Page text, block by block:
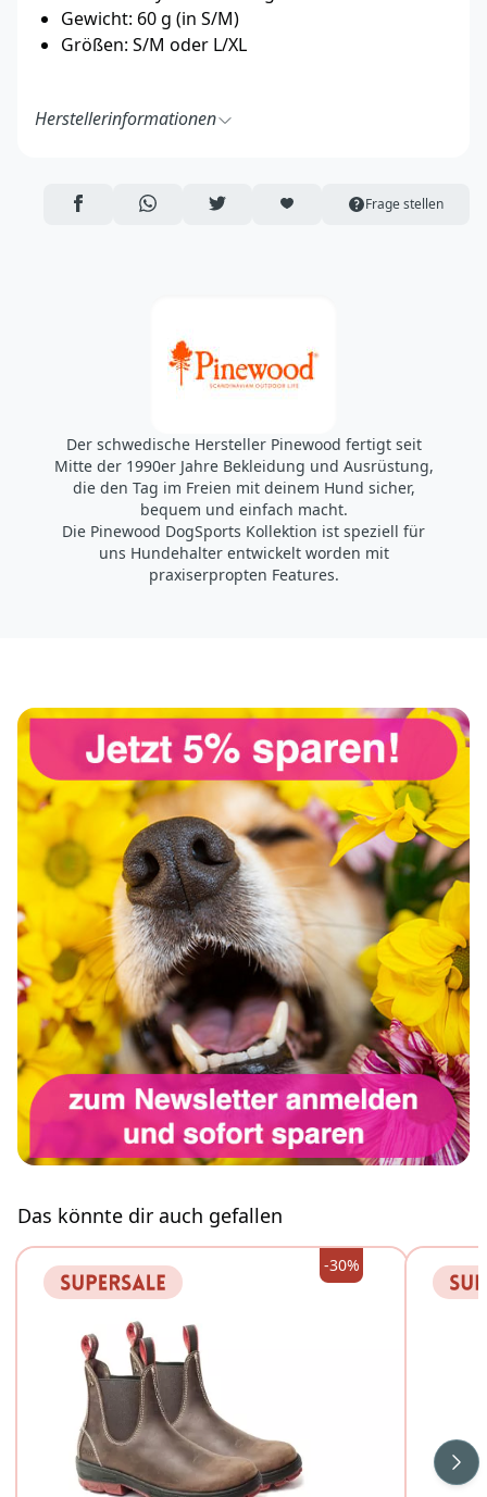
Gewicht: 60 g (in S/M)
Größen: S/M oder L/XL
Herstellerinformationen
331 53 Värnamo
Schweden
AUF FACEBOOK TEILEN
ÜBER WHATSAPP TEILEN
AUF TWITTER TEILENARTIKEL AUF DIE MERKLISTE
Frage stellen
Der schwedische Hersteller Pinewood fertigt seit
Mitte der 1990er Jahre Bekleidung und Ausrüstung,
die den Tag im Freien mit deinem Hund sicher,
bequem und einfach macht.
Die Pinewood DogSports Kollektion ist speziell für
uns Hundehalter entwickelt worden mit
praxiserpropten Features.
Das könnte dir auch gefallen
-30%